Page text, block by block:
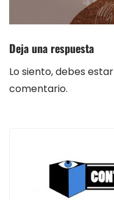
Deja una respuesta
Lo siento, debes estar
comentario.